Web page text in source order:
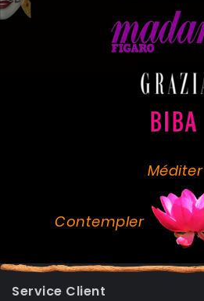
Méditer
Contempler
Service Client